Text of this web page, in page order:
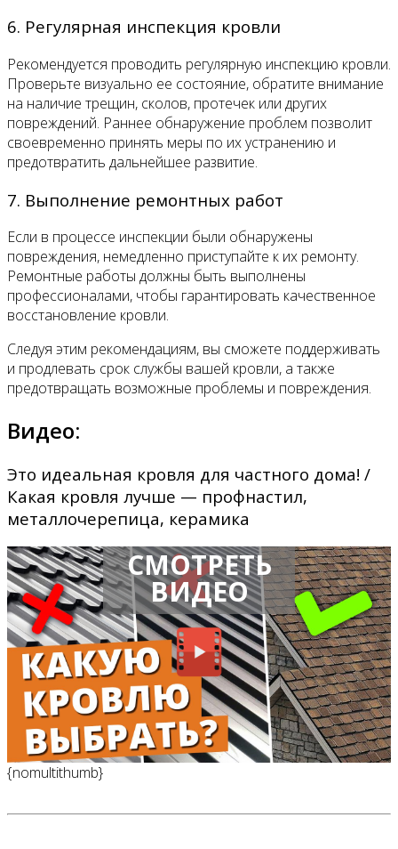
6. Регулярная инспекция кровли
Рекомендуется проводить регулярную инспекцию кровли.
Проверьте визуально ее состояние, обратите внимание
на наличие трещин, сколов, протечек или других
повреждений. Раннее обнаружение проблем позволит
своевременно принять меры по их устранению и
предотвратить дальнейшее развитие.
7. Выполнение ремонтных работ
Если в процессе инспекции были обнаружены
повреждения, немедленно приступайте к их ремонту.
Ремонтные работы должны быть выполнены
профессионалами, чтобы гарантировать качественное
восстановление кровли.
Следуя этим рекомендациям, вы сможете поддерживать
и продлевать срок службы вашей кровли, а также
предотвращать возможные проблемы и повреждения.
Видео:
Это идеальная кровля для частного дома! /
Какая кровля лучше — профнастил,
металлочерепица, керамика
СМОТРЕТЬ
ВИДЕО
{nomultithumb}